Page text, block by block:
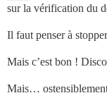
sur la vérification du
Il faut penser à
Mais c’est bon !
Mais…